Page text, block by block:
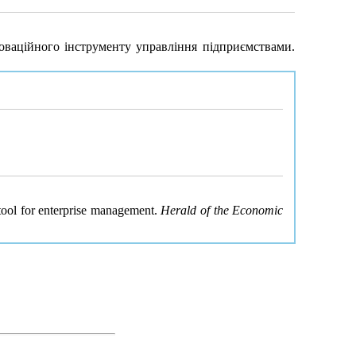
інструменту управління підприємствами.
for enterprise management. Herald of the Economic